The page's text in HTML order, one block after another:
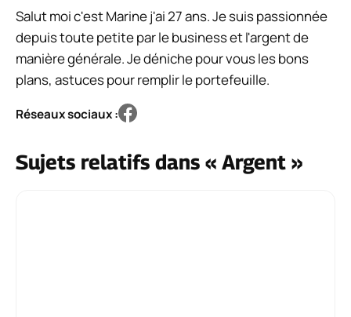
Salut moi c'est Marine j'ai 27 ans. Je suis passionnée
depuis toute petite par le business et l'argent de
manière générale. Je déniche pour vous les bons
plans, astuces pour remplir le portefeuille.
Réseaux sociaux :
Sujets relatifs dans « Argent »